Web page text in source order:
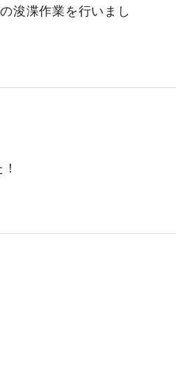
浚渫作業を行いまし